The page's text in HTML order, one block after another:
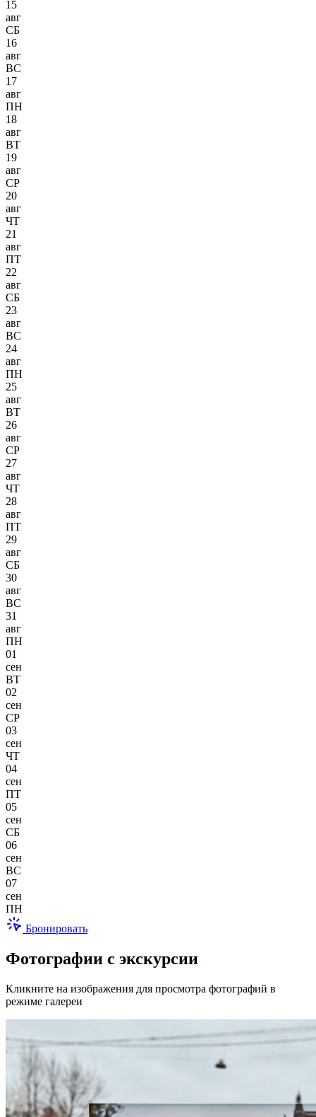
15
авг
СБ
16
авг
ВС
17
авг
ПН
18
авг
ВТ
19
авг
СР
20
авг
ЧТ
21
авг
ПТ
22
авг
СБ
23
авг
ВС
24
авг
ПН
25
авг
ВТ
26
авг
СР
27
авг
ЧТ
28
авг
ПТ
29
авг
СБ
30
авг
ВС
31
авг
ПН
01
сен
ВТ
02
сен
СР
03
сен
ЧТ
04
сен
ПТ
05
сен
СБ
06
сен
ВС
07
сен
ПН
Бронировать
Фотографии с экскурсии
Кликните на изображения для просмотра фотографий в
режиме галереи